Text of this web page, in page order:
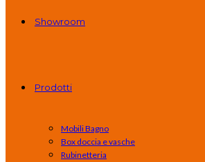
Showroom
Prodotti
Mobili Bagno
Box doccia e vasche
Rubinetteria